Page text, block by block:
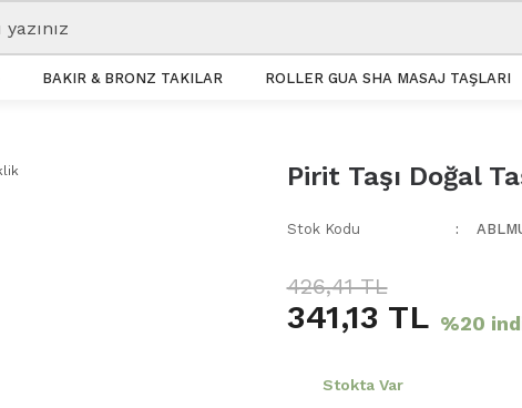
BAKIR & BRONZ TAKILAR ROLLER GUA SHA MASAJ TAŞLARI
Pirit Taşı Doğal
Stok Kodu
426,41 TL
341,13 TL %20
Stokta Var